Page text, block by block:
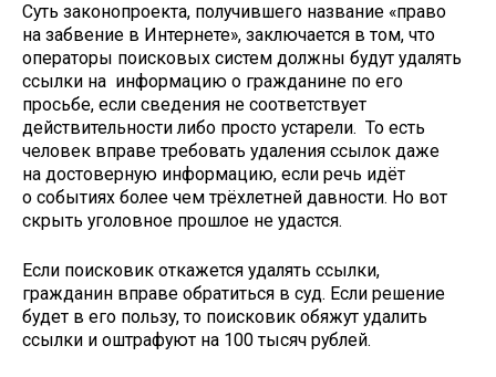
Суть законопроекта, получившего название «право
на забвение в Интернете», заключается в том, что
операторы поисковых систем должны будут удалять
ссылки на информацию о гражданине по его
просьбе, если сведения не соответствует
действительности либо просто устарели. То есть
человек вправе требовать удаления ссылок даже
на достоверную информацию, если речь идёт
о событиях более чем трёхлетней давности. Но вот
скрыть уголовное прошлое не удастся.
Если поисковик откажется удалять ссылки,
гражданин вправе обратиться в суд. Если решение
будет в его пользу, то поисковик обяжут удалить
ссылки и оштрафуют на 100 тысяч рублей.